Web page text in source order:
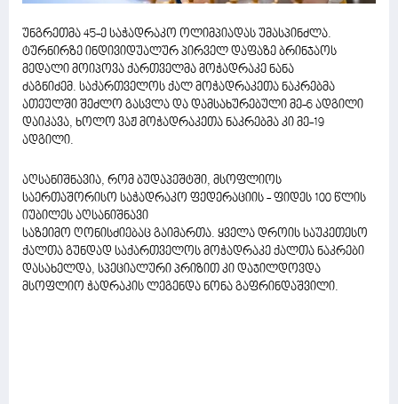
უნგრეთმა 45-ე საჭადრაკო ოლიმპიადას უმასპინძლა.
ტურნირზე ინდივიდუალურ პირველ დაფაზე ბრინჯაოს
მედალი მოიპოვა ქართველმა მოჭადრაკე ნანა
ძაგნიძემ. საქართველოს ქალ მოჭადრაკეთა ნაკრებმა
ათეულში შეძლო გასვლა და დამსახურებული მე-6 ადგილი
დაიკავა, ხოლო ვაჟ მოჭადრაკეთა ნაკრებმა კი მე-19
ადგილი.
აღსანიშნავია, რომ ბუდაპეშტში, მსოფლიოს
საერთაშორისო საჭადრაკო ფედერაციის - ფიდეს 100 წლის
იუბილეს აღსანიშნავი
საზეიმო ღონისძიებაც გაიმართა. ყველა დროის საუკეთესო
ქალთა გუნდად საქართველოს მოჭადრაკე ქალთა ნაკრები
დასახელდა, სპეციალური პრიზით კი დაჯილდოვდა
მსოფლიო ჭადრაკის ლეგენდა ნონა გაფრინდაშვილი.